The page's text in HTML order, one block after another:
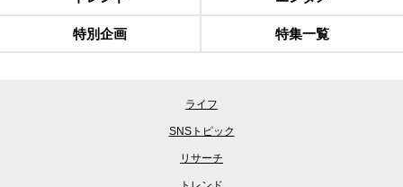
特別企画 特集一覧
ライフ
SNSトピック
リサーチ